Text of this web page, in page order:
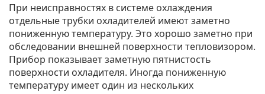
При неисправностях в системе охлаждения
отдельные трубки охладителей имеют заметно
пониженную температуру. Это хорошо заметно при
обследовании внешней поверхности тепловизором.
Прибор показывает заметную пятнистость
поверхности охладителя. Иногда пониженную
температуру имеет один из нескольких